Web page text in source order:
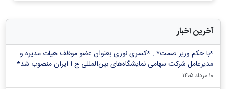
آخرین اخبار
*با حکم وزیر صمت* : *کسری نوری بعنوان عضو موظف هیات مدیره و
مدیرعامل شرکت سهامی نمایشگاه‌های بین‌المللی ج.ا.ایران منصوب شد*
۱۰ مرداد ۱۴۰۵